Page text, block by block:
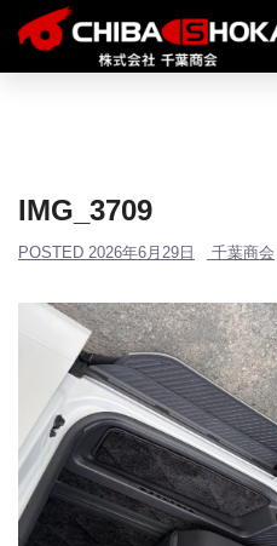
IMG_3709
POSTED 2026年6月29日 千葉商会